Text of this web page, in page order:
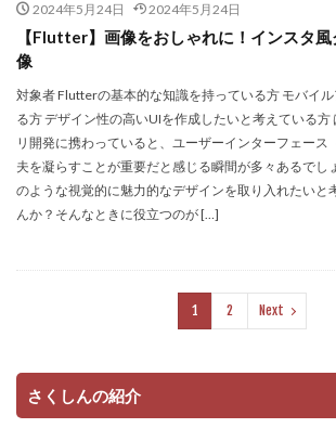
2024年5月24日 2024年5月24日
【Flutter】画像をおしゃれに！インスタ
像
対象者 Flutterの基本的な知識を持っている方 モバイ
る方 デザイン性の高いUIを作成したいと考えている方
リ開発に携わっていると、ユーザーインターフェース
夫を凝らすことが重要だと感じる瞬間が多々あるでし
のような視覚的に魅力的なデザインを取り入れたいと
んか？そんなときに役立つのが […]
1 2 Next
さくしんの紹介